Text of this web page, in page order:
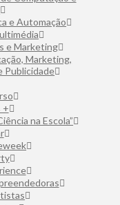
e Automação
e Marketing
Marketing,
Publicidade
+
na Escola”